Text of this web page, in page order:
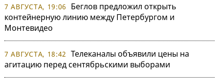
7 АВГУСТА, 19:06
Беглов предложил открыть
контейнерную линию между Петербургом и
Монтевидео
7 АВГУСТА, 18:42 Телеканалы объявили цены на
агитацию перед сентябрьскими выборами